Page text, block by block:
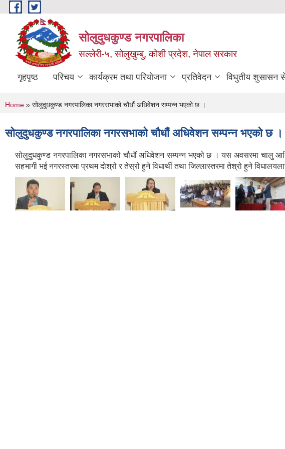
Skip to main content
सोलुदुधकुण्ड नगरपालिका
सल्लेरी-५, सोलुखुम्बु, कोशी प्रदेश, नेपाल सरकार
गृहपृष्ठ परिचय कार्यक्रम तथा परियोजना प्रतिवेदन विधुतीय शुसासन
You are here
Home » सोलुदुधकुण्ड नगरपालिका नगरसभाको चौधौं अधिवेशन सम्पन्न भएको छ ।
सोलुदुधकुण्ड नगरपालिका नगरसभाको चौधौं अधिवेशन सम्पन्न भएको छ ।
सोलुदुधकुण्ड नगरपालिका नगरसभाको चौधौं अधिवेशन सम्पन्न भएको छ । यस अवसरमा चालु
सहभागी भई नगरस्तरमा प्रथम दोश्रो र तेस्रो हुने विधार्थी तथा जिल्लास्तरमा तेश्रो हुने